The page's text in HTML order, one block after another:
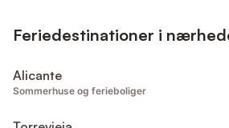
Feriedestinationer i
Alicante
Sommerhuse og ferieboliger